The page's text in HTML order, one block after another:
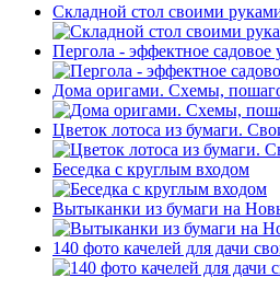
Складной стол своими
Пергола - эффектное садовое
Дома оригами. Схемы,
Цветок лотоса из бумаги.
Беседка с круглым входом
Вытыканки из бумаги на
140 фото качелей для дачи